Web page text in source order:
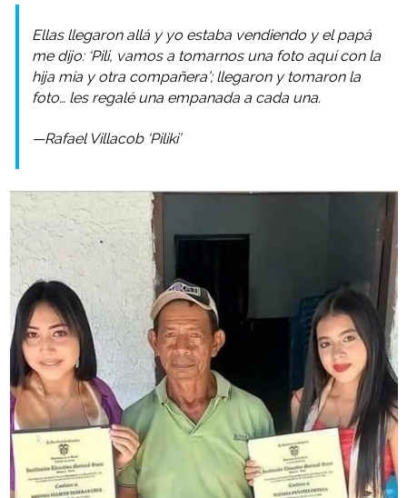
Ellas llegaron allá y yo estaba vendiendo y el papá
me dijo: ‘Pili, vamos a tomarnos una foto aquí con la
hija mía y otra compañera’; llegaron y tomaron la
foto… les regalé una empanada a cada una.
—Rafael Villacob ‘Piliki’